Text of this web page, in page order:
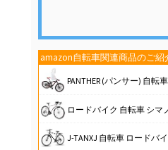
amazon自転車関連商品のご紹
PANTHER (パンサー) 自転車模型 おもちゃ 合金1:8スケール ロー
ロードバイク 自転車 シマノ14段変速 700*32cタイヤ ドロップハンドル 補助ブ
J-TANXJ 自転車 ロードバイク 700C 6段変速 26インチ 軽量 高炭素鋼フレーム クロスバイク